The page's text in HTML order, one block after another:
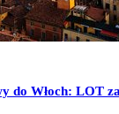
do Włoch: LOT